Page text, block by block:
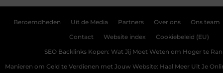
Beroemdheden Uit de Media Partners Over ons Ons team
Contact Website index Cookiebeleid (EU)
SEO Backlinks Kopen: Wat Jij Moet Weten om Hoger te
Manieren om Geld te Verdienen met Jouw Website: Haal Meer Uit Je